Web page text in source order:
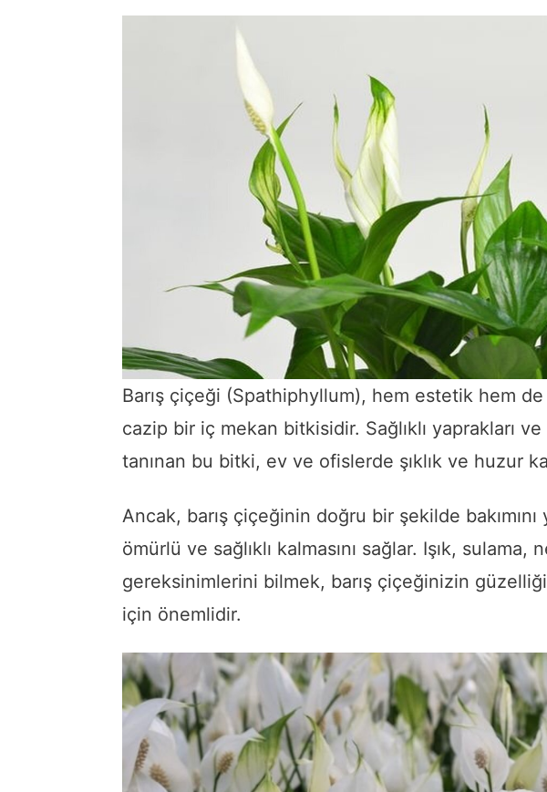
Barış çiçeği (Spathiphyllum), hem estetik hem de
cazip bir iç mekan bitkisidir. Sağlıklı yaprakları
tanınan bu bitki, ev ve ofislerde şıklık ve huzur
Ancak, barış çiçeğinin doğru bir şekilde
ömürlü ve sağlıklı kalmasını sağlar. Işık, sulama,
gereksinimlerini bilmek, barış çiçeğinizin
için önemlidir.